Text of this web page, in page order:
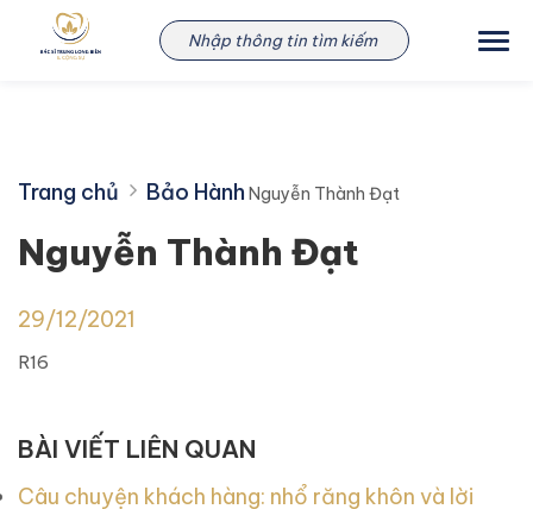
Nguyễn Thành Đạt
Trang chủ Bảo Hành Nguyễn Thành Đạt
Nguyễn Thành Đạt
29/12/2021
R16
BÀI VIẾT LIÊN QUAN
Câu chuyện khách hàng: nhổ răng khôn và lời